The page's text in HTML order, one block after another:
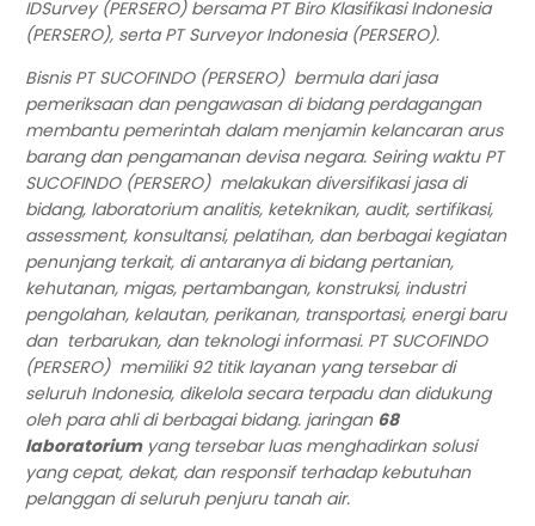
IDSurvey (PERSERO) bersama PT Biro Klasifikasi Indonesia
(PERSERO), serta PT Surveyor Indonesia (PERSERO).
Bisnis PT SUCOFINDO (PERSERO) bermula dari jasa
pemeriksaan dan pengawasan di bidang perdagangan
membantu pemerintah dalam menjamin kelancaran arus
barang dan pengamanan devisa negara. Seiring waktu PT
SUCOFINDO (PERSERO) melakukan diversifikasi jasa di
bidang, laboratorium analitis, keteknikan, audit, sertifikasi,
assessment, konsultansi, pelatihan, dan berbagai kegiatan
penunjang terkait, di antaranya di bidang pertanian,
kehutanan, migas, pertambangan, konstruksi, industri
pengolahan, kelautan, perikanan, transportasi, energi baru
dan terbarukan, dan teknologi informasi. PT SUCOFINDO
(PERSERO) memiliki 92 titik layanan yang tersebar di
seluruh Indonesia, dikelola secara terpadu dan didukung
oleh para ahli di berbagai bidang. jaringan 68
laboratoriumyang tersebar luas menghadirkan solusi
yang cepat, dekat, dan responsif terhadap kebutuhan
pelanggan di seluruh penjuru tanah air.